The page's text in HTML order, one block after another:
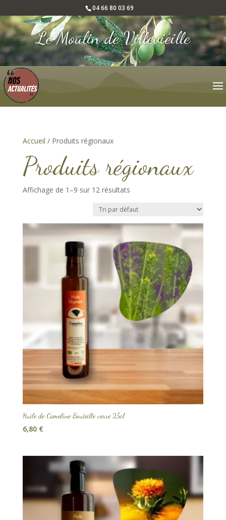
04 66 80 03 69
Le Moulin de Villevieille
Accueil / Produits régionaux
Produits régionaux
Affichage de 1–9 sur 12 résultats
Huile de Cameline Bouteille verre 25cl
6,80 €